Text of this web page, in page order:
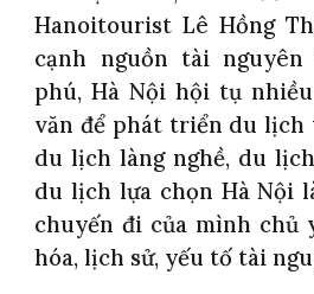
Hanoitourist Lê Hồng
cạnh nguồn tài
phú, Hà Nội hội tụ
văn để phát triển du lịch
du lịch làng nghề, du
du lịch lựa chọn Hà Nội
chuyến đi của mình chủ
hóa, lịch sử, yếu tố tài